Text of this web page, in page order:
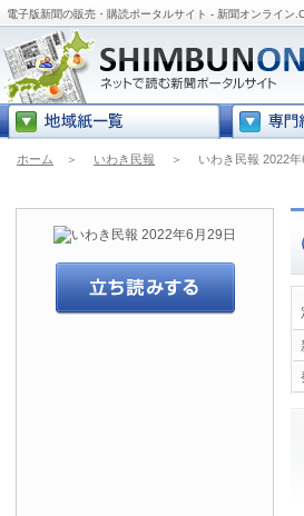
電子版新聞の販売・購読ポータルサイト - 新聞オンライン
ホーム ＞ いわき民報 ＞ いわき民報 2022年